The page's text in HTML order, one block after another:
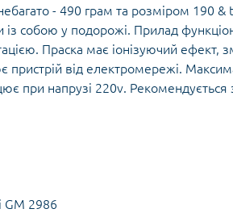
- 490 грам та розміром 190
собою у подорожі. Прилад
Праска має іонізуючий ефект,
пристрій від електромережі.
при напрузі 220v. Рекомендується
GM 2986